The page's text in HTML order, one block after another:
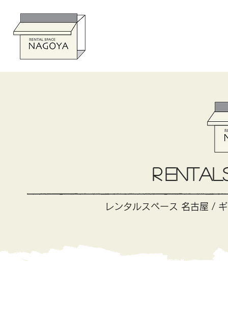
R
レンタルスペース 名古屋 /